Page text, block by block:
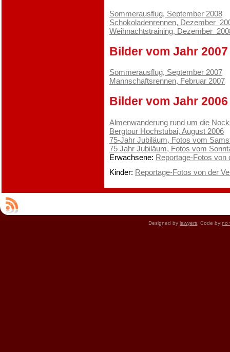
Sommerausflug, September 2008
Schokoladenrennen, Dezember
Weihnachtstraining, Dezember
Bilder vom Jahr 2007
Sommerausflug, September 2007
Mannschaftsrennen, Februar 2007
Bilder vom Jahr 2006
Almenwanderung rund um die
Bergtour Hochstubai, August 2006
75-Jahr Jubiläum, Fotos vom
75 Jahr Jubiläum, Fotos vom
Erwachsene: Reportage-Fotos von
Kinder: Reportage-Fotos von der
Designed bylawyers . Code byno